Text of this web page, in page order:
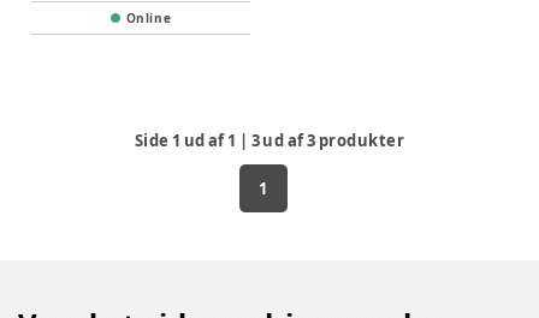
Online
Side 1 ud af1 | 3ud af3 produkter
1